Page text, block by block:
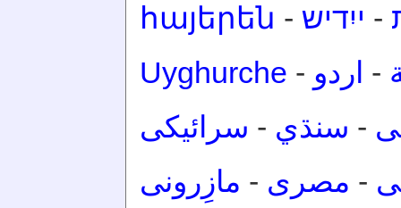
հայերեն - ייִדיש -
Uyghurche - اردو -
سرائیکی - سنڌي -
مازِرونی - مصرى -